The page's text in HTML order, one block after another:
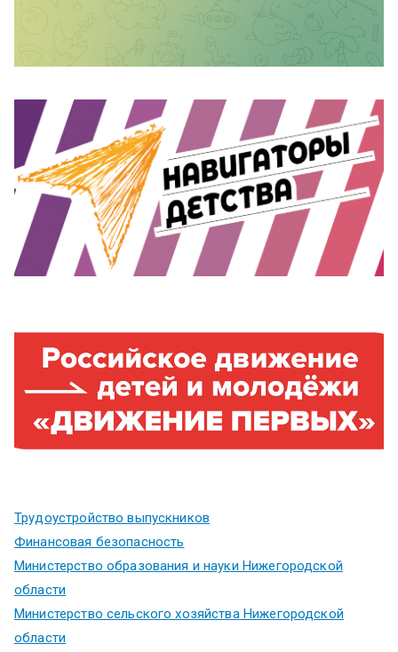
Трудоустройство выпускников
Финансовая безопасность
Министерство образования и науки Нижегородской
области
Министерство сельского хозяйства Нижегородской
области